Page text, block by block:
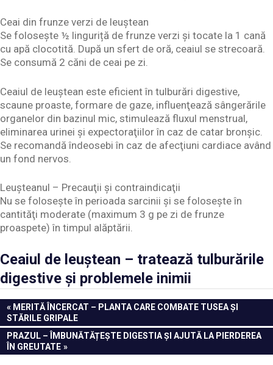
Ceai din frunze verzi de leuștean
Se folosește ½ linguriță de frunze verzi și tocate la 1 cană
cu apă clocotită. După un sfert de oră, ceaiul se strecoară.
Se consumă 2 căni de ceai pe zi.
Ceaiul de leuştean este eficient în tulburări digestive,
scaune proaste, formare de gaze, influenţează sângerările
organelor din bazinul mic, stimulează fluxul menstrual,
eliminarea urinei şi expectoraţiilor în caz de catar bronşic.
Se recomandă îndeosebi în caz de afecţiuni cardiace având
un fond nervos.
Leuşteanul – Precauţii şi contraindicaţii
Nu se foloseşte în perioada sarcinii şi se foloseşte în
cantităţi moderate (maximum 3 g pe zi de frunze
proaspete) în timpul alăptării.
Ceaiul de leuștean – tratează tulburările
digestive și problemele inimii
Navigare
în
articole
PREVIOUS
POST:
MERITĂ ÎNCERCAT – PLANTA CARE COMBATE TUSEA ŞI
STĂRILE GRIPALE
NEXT
POST:
PRAZUL – ÎMBUNĂTĂȚEȘTE DIGESTIA ȘI AJUTĂ LA PIERDEREA
ÎN GREUTATE